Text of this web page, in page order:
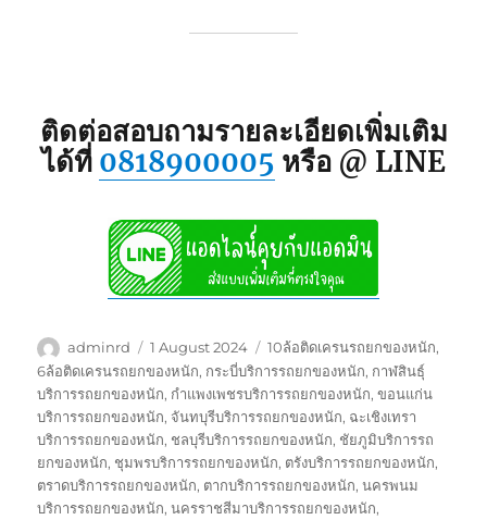
ติดต่อสอบถามรายละเอียดเพิ่มเติม
ได้ที่ 0818900005 หรือ @ LINE
Author
adminrd
Posted
on
1 August 2024 Tags
10ล้อติดเครนรถยกของหนัก,
6ล้อติดเครนรถยกของหนัก, กระบี่บริการรถยกของหนัก, กาฬสินธุ์
บริการรถยกของหนัก, กำแพงเพชรบริการรถยกของหนัก,ขอนแก่น
บริการรถยกของหนัก, จันทบุรีบริการรถยกของหนัก, ฉะเชิงเทรา
บริการรถยกของหนัก, ชลบุรีบริการรถยกของหนัก, ชัยภูมิบริการรถ
ยกของหนัก, ชุมพรบริการรถยกของหนัก, ตรังบริการรถยกของหนัก,
ตราดบริการรถยกของหนัก, ตากบริการรถยกของหนัก,นครพนม
บริการรถยกของหนัก,นครราชสีมาบริการรถยกของหนัก,